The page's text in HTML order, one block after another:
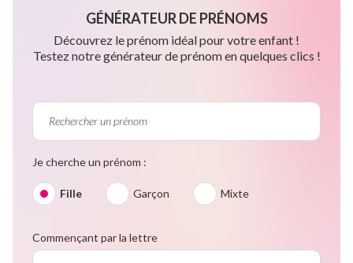
GÉNÉRATEUR DE PRÉNOMS
Découvrez le prénom idéal pour votre enfant !
Testez notre générateur de prénom en quelques clics !
Je cherche un prénom :
Fille Garçon Mixte
Commençant par la lettre